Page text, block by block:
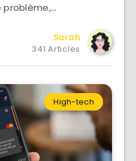
problème,…
Sarah
341 Articles
High-tech